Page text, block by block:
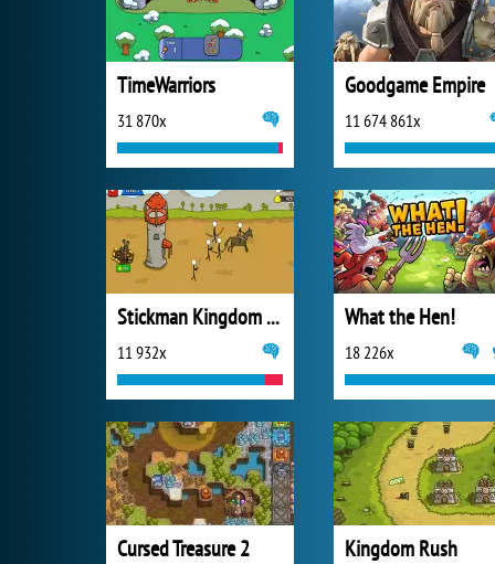
TimeWarriors
31 870x
Goodgame Empire
11 674 861x
Stickman Kingdom Clash
11 932x
What the Hen!
18 226x
Cursed Treasure 2 Kingdom Rush